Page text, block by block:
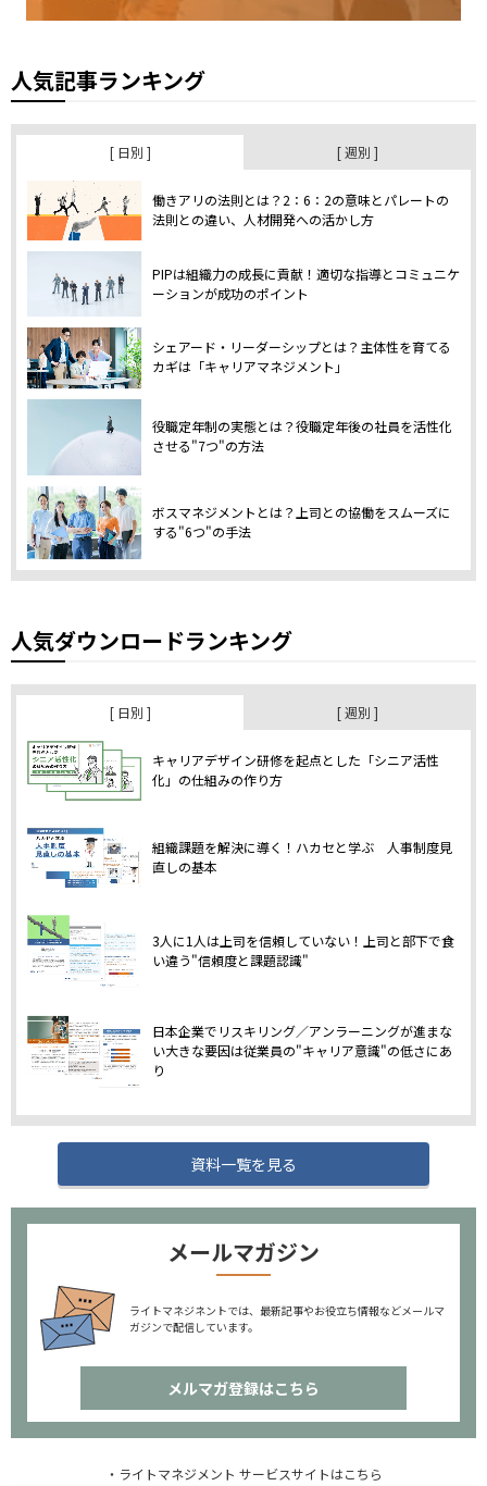
人気記事ランキング
[ 日別 ] [ 週別 ]
働きアリの法則とは？2：6：2の意味とパレートの
法則との違い、人材開発への活かし方
PIPは組織力の成長に貢献！適切な指導とコミュニケ
ーションが成功のポイント
シェアード・リーダーシップとは？主体性を育てる
カギは「キャリアマネジメント」
役職定年制の実態とは？役職定年後の社員を活性化
させる"7つ"の方法
ボスマネジメントとは？上司との協働をスムーズに
する"6つ"の手法
人気ダウンロードランキング
[ 日別 ] [ 週別 ]
キャリアデザイン研修を起点とした「シニア活性
化」の仕組みの作り方
組織課題を解決に導く！ハカセと学ぶ 人事制度見
直しの基本
3人に1人は上司を信頼していない！上司と部下で食
い違う"信頼度と課題認識"
日本企業でリスキリング／アンラーニングが進まな
い大きな要因は従業員の"キャリア意識"の低さにあ
り
資料一覧を見る
メールマガジン
ライトマネジネントでは、最新記事やお役立ち情報などメールマ
ガジンで配信しています。
メルマガ登録はこちら
・ライトマネジメント サービスサイトはこちら